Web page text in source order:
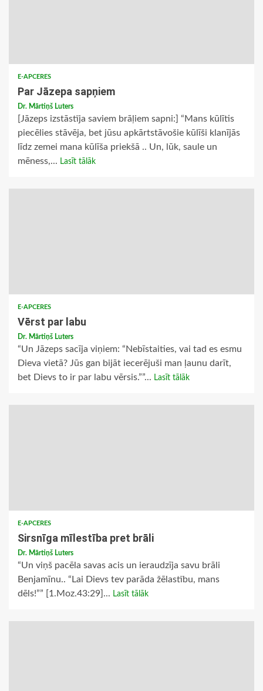
E-APCERES
Par Jāzepa sapņiem
Dr. Mārtiņš Luters
[Jāzeps izstāstīja saviem brāļiem sapni:] “Mans kūlītis
piecēlies stāvēja, bet jūsu apkārtstāvošie kūlīši klanījās
līdz zemei mana kūlīša priekšā .. Un, lūk, saule un
mēness,... Lasīt tālāk
E-APCERES
Vērst par labu
Dr. Mārtiņš Luters
“Un Jāzeps sacīja viņiem: “Nebīstaities, vai tad es esmu
Dieva vietā? Jūs gan bijāt iecerējuši man ļaunu darīt,
bet Dievs to ir par labu vērsis.””... Lasīt tālāk
E-APCERES
Sirsnīga mīlestība pret brāli
Dr. Mārtiņš Luters
“Un viņš pacēla savas acis un ieraudzīja savu brāli
Benjamīnu.. “Lai Dievs tev parāda žēlastību, mans
dēls!”” [1.Moz.43:29]... Lasīt tālāk